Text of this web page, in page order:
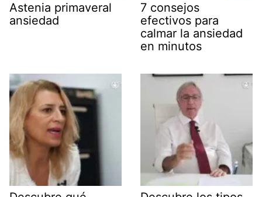
Astenia primaveral
ansiedad
7 consejos
efectivos para
calmar la ansiedad
en minutos